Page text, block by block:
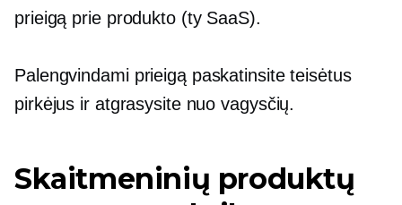
prieigą prie produkto (ty SaaS).
Palengvindami prieigą paskatinsite teisėtus
pirkėjus ir atgrasysite nuo vagysčių.
Skaitmeninių produktų